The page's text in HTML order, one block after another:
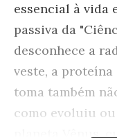
essencial à vida
passiva da
desconhece a
veste, a
toma também
como evoluiu
planeta Vênus,